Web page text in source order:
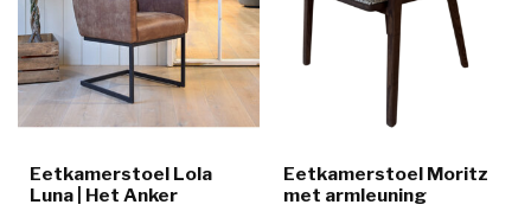
Eetkamerstoel Lola
Luna | Het Anker
Eetkamerstoel Moritz
met armleuning